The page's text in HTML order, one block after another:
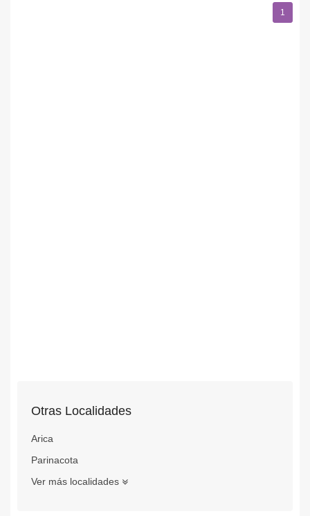
1
Otras Localidades
Arica
Parinacota
Ver más localidades